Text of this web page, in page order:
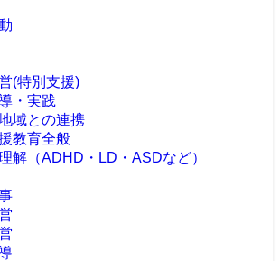
(特別支援)
・実践
域との連携
教育全般
解（ADHD・LD・ASDなど）